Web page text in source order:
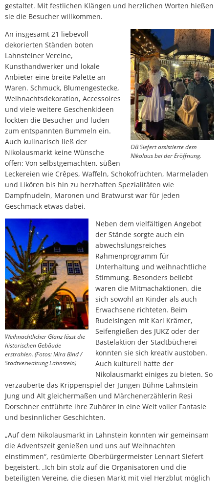
gestaltet. Mit festlichen Klängen und herzlichen Worten hießen
sie die Besucher willkommen.
OB Siefert assistierte dem
Nikolaus bei der Eröffnung.
An insgesamt 21 liebevoll
dekorierten Ständen boten
Lahnsteiner Vereine,
Kunsthandwerker und lokale
Anbieter eine breite Palette an
Waren. Schmuck, Blumengestecke,
Weihnachtsdekoration, Accessoires
und viele weitere Geschenkideen
lockten die Besucher und luden
zum entspannten Bummeln ein.
Auch kulinarisch ließ der
Nikolausmarkt keine Wünsche
offen: Von selbstgemachten, süßen
Leckereien wie Crêpes, Waffeln, Schokofrüchten, Marmeladen
und Likören bis hin zu herzhaften Spezialitäten wie
Dampfnudeln, Maronen und Bratwurst war für jeden
Geschmack etwas dabei.
Weihnachtlicher Glanz lässt die
historischen Gebäude
erstrahlen. (Fotos: Mira Bind /
Stadtverwaltung Lahnstein)
Neben dem vielfältigen Angebot
der Stände sorgte auch ein
abwechslungsreiches
Rahmenprogramm für
Unterhaltung und weihnachtliche
Stimmung. Besonders beliebt
waren die Mitmachaktionen, die
sich sowohl an Kinder als auch
Erwachsene richteten. Beim
Rudelsingen mit Karl Krämer,
Seifengießen des JUKZ oder der
Bastelaktion der Stadtbücherei
konnten sie sich kreativ austoben.
Auch kulturell hatte der
Nikolausmarkt einiges zu bieten. So
verzauberte das Krippenspiel der Jungen Bühne Lahnstein
Jung und Alt gleichermaßen und Märchenerzählerin Resi
Dorschner entführte ihre Zuhörer in eine Welt voller Fantasie
und besinnlicher Geschichten.
„Auf dem Nikolausmarkt in Lahnstein konnten wir gemeinsam
die Adventszeit genießen und uns auf Weihnachten
einstimmen“, resümierte Oberbürgermeister Lennart Siefert
begeistert. „Ich bin stolz auf die Organisatoren und die
beteiligten Vereine, die diesen Markt mit viel Herzblut möglich